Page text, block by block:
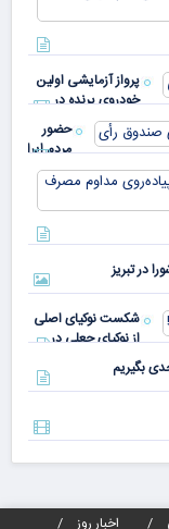
پرواز آزمایشی اولین
خودروی پرنده در
اسلواکی
حضور
مردم ایران
در
کشورهای
مختلف
دنیا پای
صندوق
در تبریز
شکست نوکیای اصلی
از نوکیای جعلی در
دادگاه!
بگیریم
اخبار روز